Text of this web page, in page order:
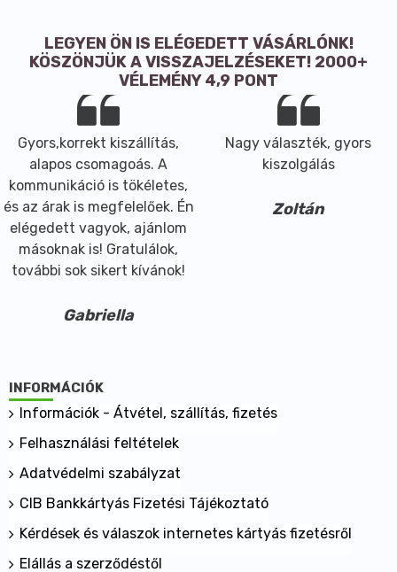
LEGYEN ÖN IS ELÉGEDETT VÁSÁRLÓNK!
KÖSZÖNJÜK A VISSZAJELZÉSEKET! 2000+
VÉLEMÉNY 4,9 PONT
Gyors,korrekt kiszállítás,
alapos csomagoás. A
kommunikáció is tökéletes,
és az árak is megfelelőek. Én
elégedett vagyok, ajánlom
másoknak is! Gratulálok,
további sok sikert kívánok!
Gabriella
Nagy választék, gyors
kiszolgálás
Zoltán
INFORMÁCIÓK
Információk - Átvétel, szállítás, fizetés
Felhasználási feltételek
Adatvédelmi szabályzat
CIB Bankkártyás Fizetési Tájékoztató
Kérdések és válaszok internetes kártyás fizetésről
Elállás a szerződéstől